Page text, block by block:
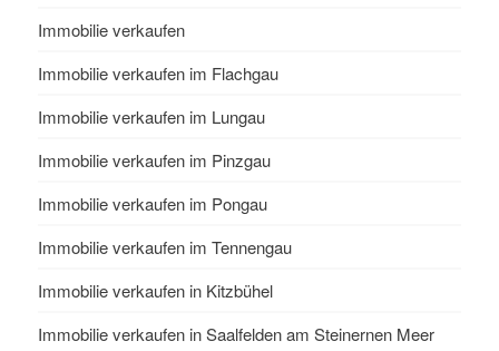
Immobilie verkaufen
Immobilie verkaufen im Flachgau
Immobilie verkaufen im Lungau
Immobilie verkaufen im Pinzgau
Immobilie verkaufen im Pongau
Immobilie verkaufen im Tennengau
Immobilie verkaufen in Kitzbühel
Immobilie verkaufen in Saalfelden am Steinernen Meer